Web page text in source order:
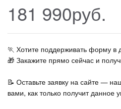
181 990руб.
🏃‍ Хотите поддерживать форму в
🎁 Закажите прямо сейчас и
📝 Оставьте заявку на сайте —
вами, как только получит данное